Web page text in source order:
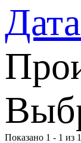
Показано 1 - 1 из 1